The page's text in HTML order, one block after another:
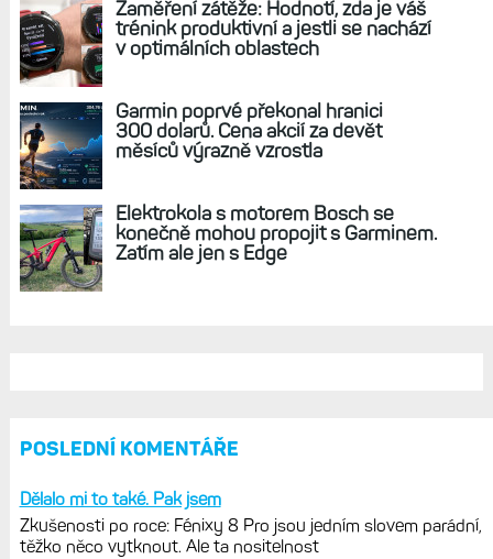
AKTUÁLNĚ NA BLOGU
sporty. Mobil už umí zrcadlit data
cyklistiky, běhu i chůze
jedním slovem parádní, těžko něco
vytknout. Ale ta nositelnost
Elektrokola s motorem Bosch se
konečně mohou propojit s Garminem.
Zatím ale jen s Edge